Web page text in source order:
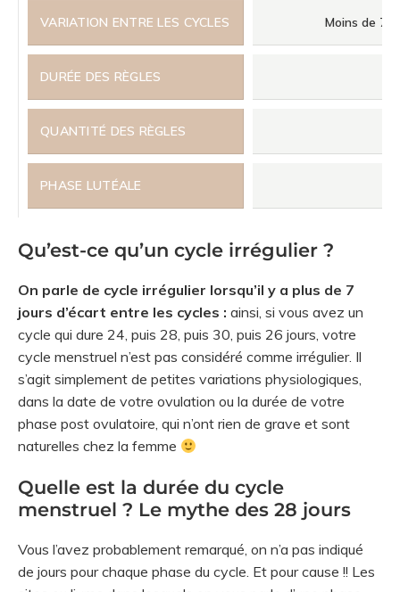
VARIATION ENTRE LES CYCLES Moins de 7
DURÉE DES RÈGLES
QUANTITÉ DES RÈGLES
PHASE LUTÉALE
Qu’est-ce qu’un cycle irrégulier ?
On parle de cycle irrégulier lorsqu’il y a plus de 7
jours d’écart entre les cycles : ainsi, si vous avez un
cycle qui dure 24, puis 28, puis 30, puis 26 jours, votre
cycle menstruel n’est pas considéré comme irrégulier. Il
s’agit simplement de petites variations physiologiques,
dans la date de votre ovulation ou la durée de votre
phase post ovulatoire, qui n’ont rien de grave et sont
naturelles chez la femme
Quelle est la durée du cycle
menstruel ? Le mythe des 28 jours
Vous l’avez probablement remarqué, on n’a pas indiqué
de jours pour chaque phase du cycle. Et pour cause !! Les